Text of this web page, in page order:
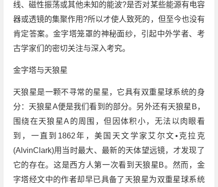
线、磁性振荡或其他未知的能波?是否对某些能源有电容
器或透镜的集聚作用?所以才使人致死的，但至今也没有
肯定答案。金字塔笼罩的神秘面纱，引起中外学者、考
古学家们的密切关注与深入考究。
金字塔与天狼星
天狼星是一颗不寻常的星星，它具有双重星球系统的身
分：天狼星A便是我们看到的部分。另外还有天狼星B，
围绕在天狼星A的周围，但因体积小，无法以肉眼看
到，一直到1862年，美国天文学家艾尔文•克拉克
(AlvinClark)用当时最大、最新的天体望远镜，才发现了
它的存在。这是西方人第一次看到天狼星B。然而，金
字塔经文中的作者却早已具备了天狼星为双重星球系统